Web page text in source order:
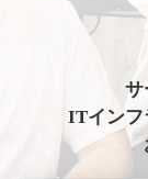
サ
ITインフ